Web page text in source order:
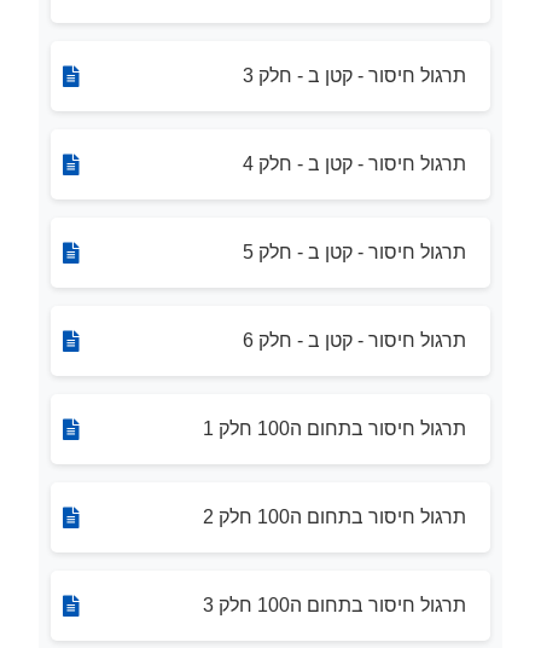
תרגול חיסור - קטן ב - חלק 3
תרגול חיסור - קטן ב - חלק 4
תרגול חיסור - קטן ב - חלק 5
תרגול חיסור - קטן ב - חלק 6
תרגול חיסור בתחום ה100 חלק 1
תרגול חיסור בתחום ה100 חלק 2
תרגול חיסור בתחום ה100 חלק 3